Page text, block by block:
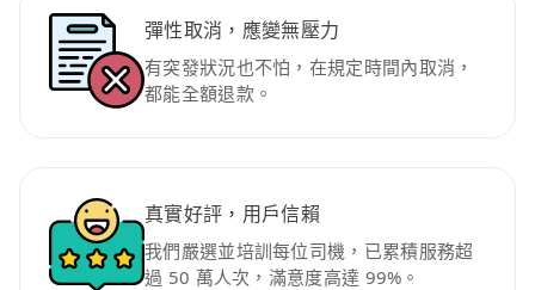
彈性取消，應變無壓力
有突發狀況也不怕，在規定時間內取消，
都能全額退款。
真實好評，用戶信賴
我們嚴選並培訓每位司機，已累積服務超
過 50 萬人次，滿意度高達 99%。